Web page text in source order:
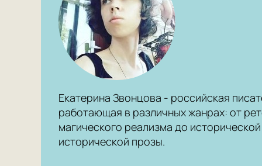
Екатерина Звонцова - российская
работающая в различных жанрах: от
магического реализма до
исторической прозы.